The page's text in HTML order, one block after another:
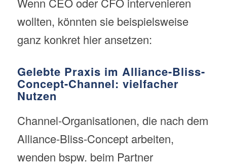
wollten, könnten sie beispielsweise
ganz konkret hier ansetzen:
Gelebte Praxis im Alliance-Bliss-
Concept-Channel: vielfacher
Nutzen
Channel-Organisationen, die nach dem
Alliance-Bliss-Concept arbeiten,
wenden bspw. beim Partner